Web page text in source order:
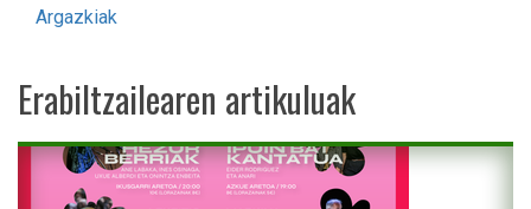
Argazkiak
Erabiltzailearen artikuluak